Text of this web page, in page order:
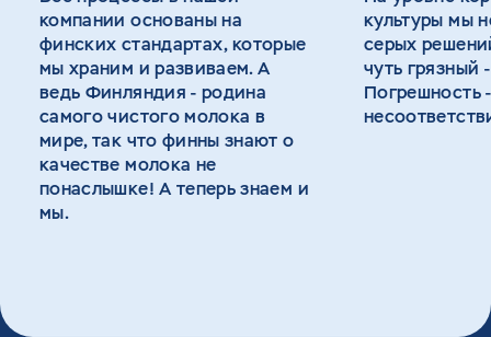
компании основаны на
финских стандартах, которые
мы храним и развиваем. А
ведь Финляндия - родина
самого чистого молока в
мире, так что финны знают о
качестве молока не
понаслышке! А теперь знаем и
мы.
культуры мы
серых
чуть грязный
Погрешность